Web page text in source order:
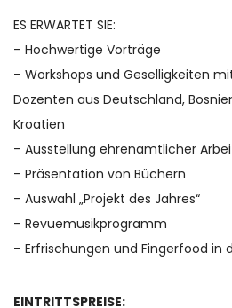
ES ERWARTET SIE:
– Hochwertige Vorträge
– Workshops und Geselligkeiten
Dozenten aus Deutschland,
Kroatien
– Ausstellung ehrenamtlicher
– Präsentation von Büchern
– Auswahl „Projekt des Jahres“
– Revuemusikprogramm
– Erfrischungen und Fingerfood in
EINTRITTSPREISE: